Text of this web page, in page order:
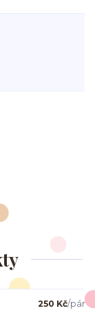
250 Kč/pár